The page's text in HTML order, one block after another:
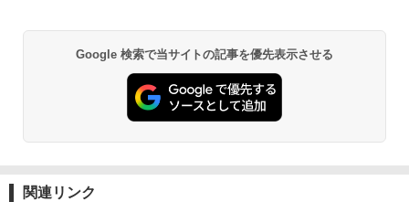
BUNDOK(バンドック)ソロ ドーム 1 EX BDK
レーム ドーム型 テント
Google 検索で当サイトの記事を優先表示させる
関連リンク